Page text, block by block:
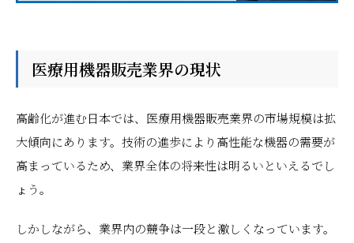
医療用機器販売業界の現状
高齢化が進む日本では、医療用機器販売業界の市場規模は拡
大傾向にあります。技術の進歩により高性能な機器の需要が
高まっているため、業界全体の将来性は明るいといえるでし
ょう。
しかしながら、業界内の競争は一段と激しくなっています。